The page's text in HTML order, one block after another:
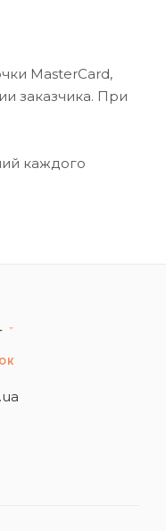
MasterCard,
заказчика. При
каждого